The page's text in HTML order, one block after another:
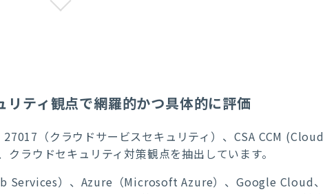
リティ観点で網羅的かつ具体的に評価
27017（クラウドサービスセキュリティ）、CSA CCM
ラウドセキュリティ対策観点を抽出しています。
Services） 、Azure（Microsoft Azure） 、 Google Cloud